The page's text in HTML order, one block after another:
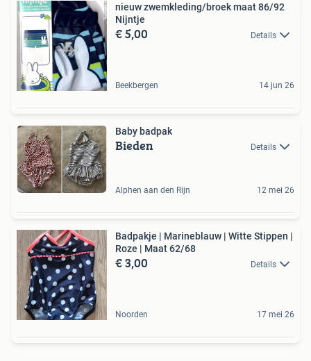
nieuw zwemkleding/broek maat 86/92
Nijntje
€ 5,00 Details
Beekbergen 14 jun 26
Baby badpak
Bieden Details
Alphen aan den Rijn 12 mei 26
Badpakje | Marineblauw | Witte Stippen |
Roze | Maat 62/68
€ 3,00 Details
Noorden 17 mei 26